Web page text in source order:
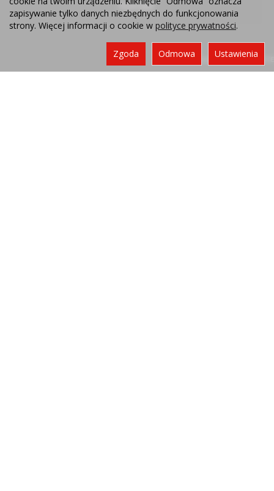
Kontakt
Sklep internetowy SOTE
zapisywanie tylko danych niezbędnych do funkcjonowania
strony. Więcej informacji o cookie w polityce prywatności.
Ustawienia
Odmowa
Zgoda